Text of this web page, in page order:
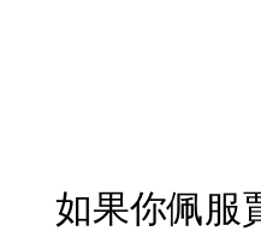
如果你佩服賈